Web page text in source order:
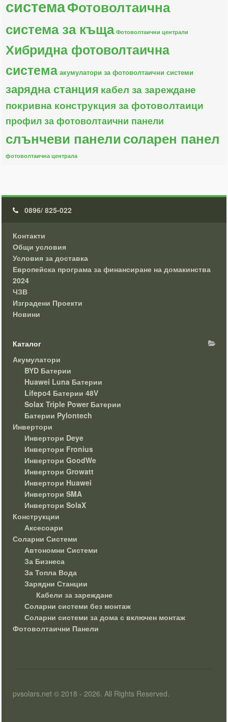
системаФотоволтаична
система за къща Фотоволтаични централи
Хибридна фотоволтаична
система акумулатори за фотоволтаични системи
зарядна станция кабел за зареждане
покривна конструкция за фотоволтаици
профил за фотоволтаични панели
слънчеви панелисоларен панел
фотоволтаична централа
0896/ 825-022
Контакти
Общи условия
Условия за доставка
Европейска програма за финансиране на домакинства
2024
ЧЗВ
Изградени Проекти
Новини
Каталог
Акумулатори
BYD Батерии
Huawei Luna Батерии
Lifepo4 Батерии 48V
Solax Triple Power Батерии
Батерии Pylontech
Инвертори
Инвертори Deye
Инвертори Fronius
Инвертори GoodWe
Инвертори Growatt
Инвертори Huawei
Инвертори SMA
Инвертори SolaX
Конструкции
Аксесоари
Соларни Системи
Автономни Системи
За Бизнеса
За Топла Вода
Зарядни Станции
Кабели за зареждане
Соларни системи без монтаж
Соларни системи за дома с включен монтаж
Фотоволтаични Панели
pvsolars.net © 2018 - 2026. All Rights Reserved.